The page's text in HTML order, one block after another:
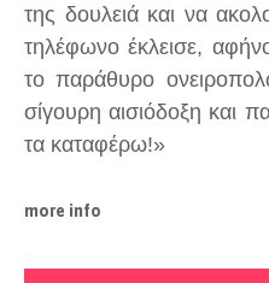
της δουλειά και να
τηλέφωνο έκλεισε,
το παράθυρο
σίγουρη αισιόδοξη και
τα καταφέρω!»
more info